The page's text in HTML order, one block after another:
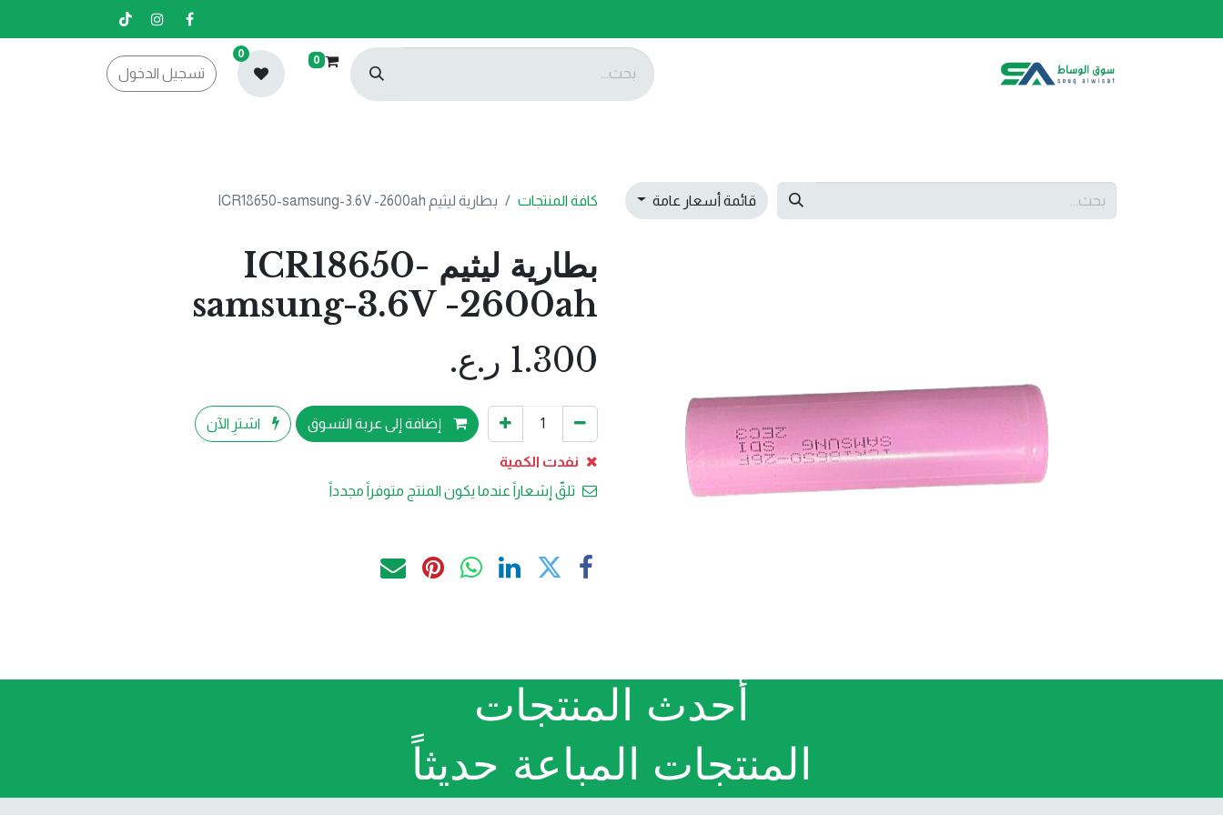
0
0
تسجيل الدخول
قائمة أسعار عامة كافة المنتجات بطارية ليثيم ICR18650-samsung-3.6V -2600ah
بطارية ليثيم ICR18650-
samsung-3.6V -2600ah
1.300 ر.ع.
إضافة إلى عربة التسوق اشترِ الآن
نفدت الكمية
تلقّ إشعاراً عندما يكون المنتج متوفراً مجدداً
أحدث المنتجات
المنتجات المباعة حديثاً